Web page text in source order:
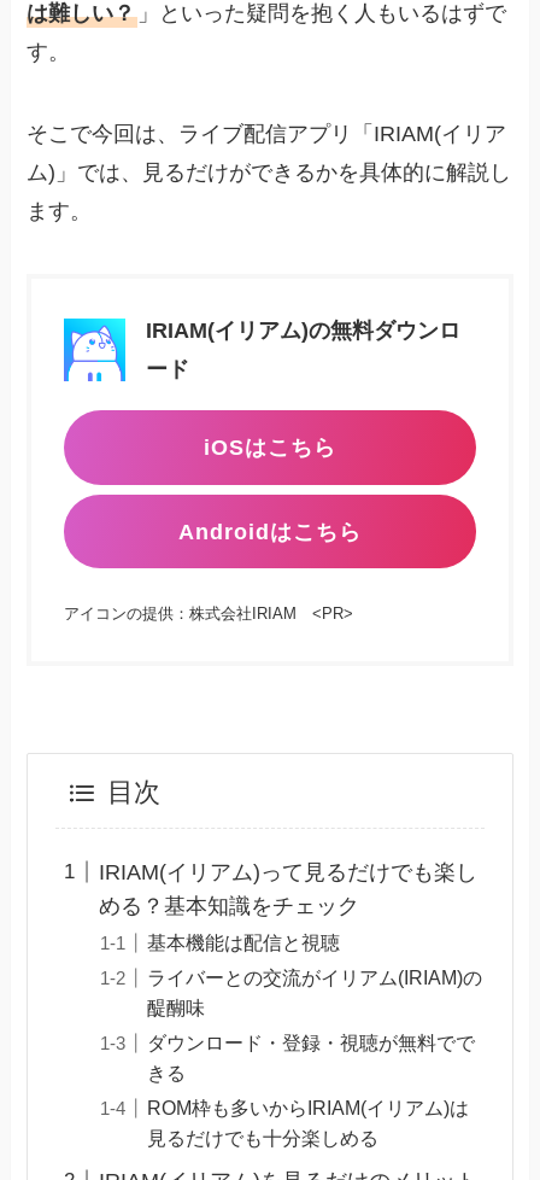
は難しい？ 」といった疑問を抱く人もいるはずで
す。
そこで今回は、ライブ配信アプリ「IRIAM(イリア
ム)」では、見るだけができるかを具体的に解説し
ます。
IRIAM(イリアム)の無料ダウンロ
ード
iOSはこちら
Androidはこちら
アイコンの提供：株式会社IRIAM <PR>
目次
IRIAM(イリアム)って見るだけでも楽し
める？基本知識をチェック
基本機能は配信と視聴
ライバーとの交流がイリアム(IRIAM)の
醍醐味
ダウンロード・登録・視聴が無料でで
きる
ROM枠も多いからIRIAM(イリアム)は
見るだけでも十分楽しめる